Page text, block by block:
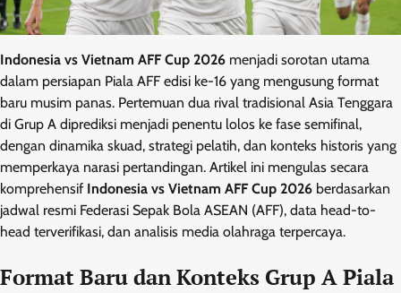
Indonesia vs Vietnam AFF Cup 2026 menjadi sorotan utama
dalam persiapan Piala AFF edisi ke-16 yang mengusung format
baru musim panas. Pertemuan dua rival tradisional Asia Tenggara
di Grup A diprediksi menjadi penentu lolos ke fase semifinal,
dengan dinamika skuad, strategi pelatih, dan konteks historis yang
memperkaya narasi pertandingan. Artikel ini mengulas secara
komprehensif Indonesia vs Vietnam AFF Cup 2026 berdasarkan
jadwal resmi Federasi Sepak Bola ASEAN (AFF), data head-to-
head terverifikasi, dan analisis media olahraga terpercaya.
Format Baru dan Konteks Grup A Piala